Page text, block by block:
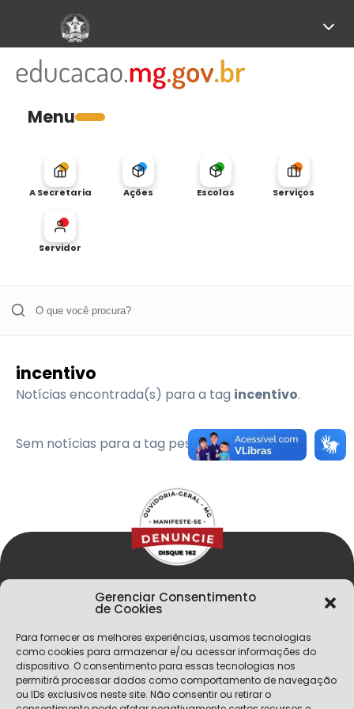
Gerenciar Consentimento
de Cookies
Para fornecer as melhores experiências, usamos tecnologias
como cookies para armazenar e/ou acessar informações do
dispositivo. O consentimento para essas tecnologias nos
permitirá processar dados como comportamento de navegação
ou IDs exclusivos neste site. Não consentir ou retirar o
Menu
A Secretaria Ações Escolas Serviços
Servidor
incentivo
Notícias encontrada(s) para a tag incentivo.
Sem notícias para a tag pesquisada
Menu